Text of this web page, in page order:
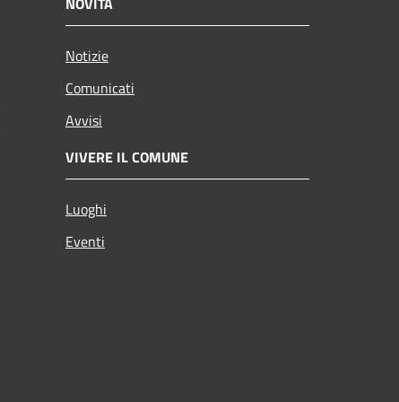
Notizie
Comunicati
Avvisi
VIVERE IL COMUNE
Luoghi
Eventi